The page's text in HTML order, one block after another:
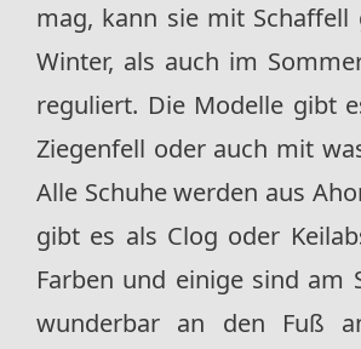
mag, kann sie mit
Winter, als auch im
reguliert. Die Modelle gibt
Ziegenfell oder auch mit
Alle Schuhe werden aus
gibt es als Clog oder
Farben und einige sind am
wunderbar an den Fuß